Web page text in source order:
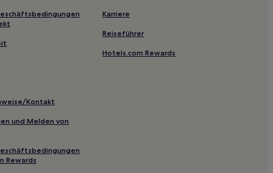
Kontakt
und Melden von
Rewards
Karriere
Reiseführer
Hotels.com Rewards